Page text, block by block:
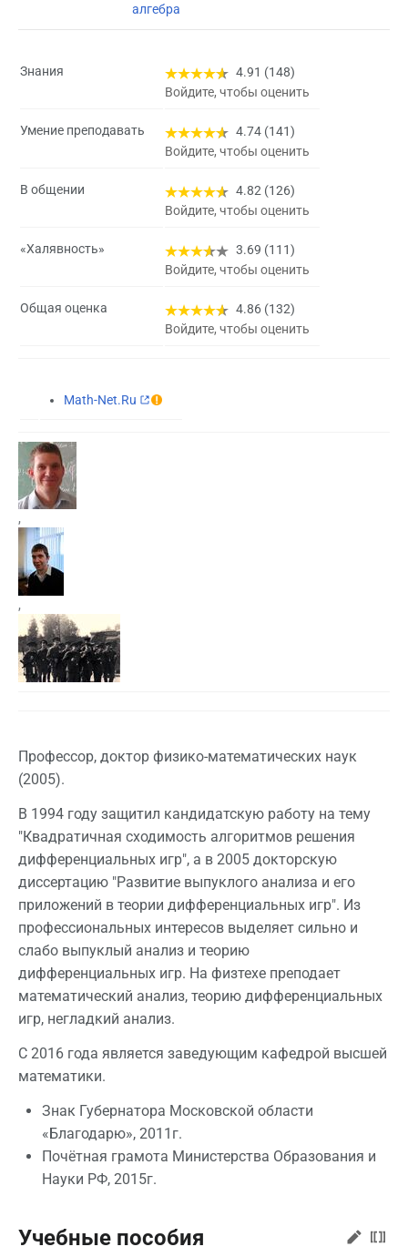
алгебра
Знания
4.91 (148)
Войдите, чтобы оценить
Умение преподавать
4.74 (141)
Войдите, чтобы оценить
В общении
4.82 (126)
Войдите, чтобы оценить
«Халявность»
3.69 (111)
Войдите, чтобы оценить
Общая оценка
4.86 (132)
Войдите, чтобы оценить
Math-Net.Ru
Профессор, доктор физико-математических наук
(2005).
В 1994 году защитил кандидатскую работу на тему
"Квадратичная сходимость алгоритмов решения
дифференциальных игр", а в 2005 докторскую
диссертацию "Развитие выпуклого анализа и его
приложений в теории дифференциальных игр". Из
профессиональных интересов выделяет сильно и
слабо выпуклый анализ и теорию
дифференциальных игр. На физтехе преподает
математический анализ, теорию дифференциальных
игр, негладкий анализ.
С 2016 года является заведующим кафедрой высшей
математики.
Знак Губернатора Московской области
«Благодарю», 2011г.
Почётная грамота Министерства Образования и
Науки РФ, 2015г.
Учебные пособия